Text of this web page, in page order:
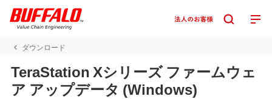
ダウンロード
TeraStation Xシリーズ ファームウェ
ア アップデータ (Windows)